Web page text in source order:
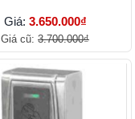
Giá: 3.650.000₫
Giá cũ: 3.700.000₫